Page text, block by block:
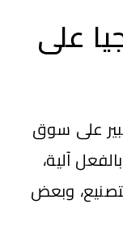
على
على سوق
آلية،
وبعض